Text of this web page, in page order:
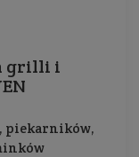
grilli i
piekarników,